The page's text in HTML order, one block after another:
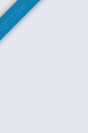
שווה